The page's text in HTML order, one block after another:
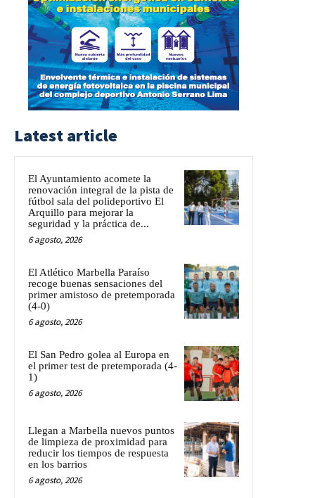
Latest article
El Ayuntamiento acomete la
renovación integral de la pista de
fútbol sala del polideportivo El
Arquillo para mejorar la
seguridad y la práctica de...
6 agosto, 2026
El Atlético Marbella Paraíso
recoge buenas sensaciones del
primer amistoso de pretemporada
(4-0)
6 agosto, 2026
El San Pedro golea al Europa en
el primer test de pretemporada (4-
1)
6 agosto, 2026
Llegan a Marbella nuevos puntos
de limpieza de proximidad para
reducir los tiempos de respuesta
en los barrios
6 agosto, 2026